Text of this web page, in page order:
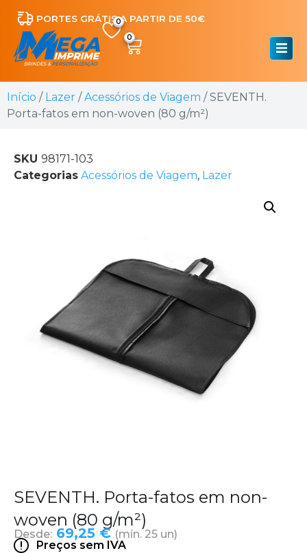
PORTES GRÁTIS A PARTIR DE 50€
0
Início / Lazer /Acessórios de Viagem / SEVENTH.
Porta-fatos em non-woven (80 g/m²)
SKU 98171-103
Categorias Acessórios de Viagem, Lazer
SEVENTH. Porta-fatos em non-
woven (80 g/m²)
Desde: 69,25 € (mín. 25 un)
Preços sem IVA